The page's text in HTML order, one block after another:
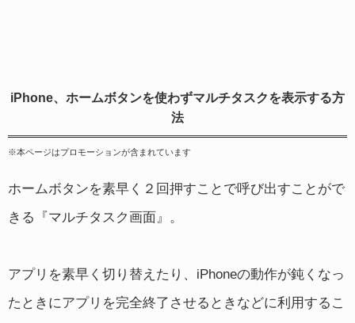
iPhone、ホームボタンを使わずマルチタスクを表示する方
法
※本ページはプロモーションが含まれています
ホームボタンを素早く２回押すことで呼び出すことがで
きる『マルチタスク画面』。
アプリを素早く切り替えたり、iPhoneの動作が鈍くなっ
たときにアプリを完全終了させるときなどに利用するこ